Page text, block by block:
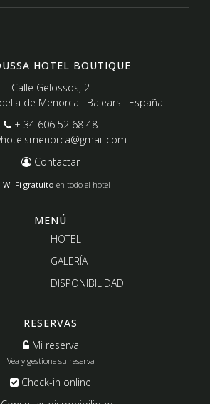
HOTEL BOUTIQUE
Calle Gelossos, 2
de Menorca · Balears · España
+ 34 606 52 68 48
Contactar
Wi-Fi gratuito en todo el hotel
MENÚ
HOTEL
GALERÍA
DISPONIBILIDAD
RESERVAS
Mi reserva
Vea y gestione su reserva
Check-in online